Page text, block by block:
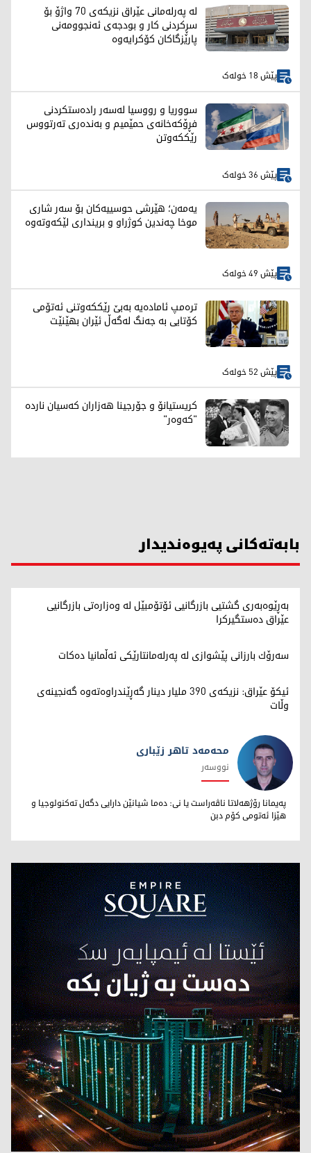
لە پەرلەمانی عێراق نزیکەی 70 واژۆ بۆ
سڕکردنی کار و بودجەی ئەنجوومەنی
پارێزگاکان کۆکرایەوە
پێش 18 خولەک
سووریا و رووسیا لەسەر رادەستکردنی
فڕۆکەخانەی حمێمیم و بەندەری تەرتووس
رێککەوتن
پێش 36 خولەک
یەمەن؛ هێرشی حوسییەکان بۆ سەر شاری
موخا چەندین کوژراو و برینداری لێکەوتەوە
پێش 49 خولەک
ترەمپ ئامادەیە بەبێ رێککەوتنی ئەتۆمی
کۆتایی بە جەنگ لەگەڵ ئێران بهێنێت
پێش 52 خولەک
کریستیانۆ و جۆرجینا هەزاران کەسیان ناردە
"کەوەر"
بابەتەکانی پەیوەندیدار
بەڕێوەبەری گشتیی بازرگانیی ئۆتۆمبێل لە وەزارەتی بازرگانیی
عێراق دەستگیرکرا
سەرۆك بارزانی پێشوازی لە پەرلەمانتارێكی ئەڵمانیا دەكات
ئیکۆ عێراق: نزیکەی 390 ملیار دینار گەڕێندراوەتەوە گەنجینەی
وڵات
محەمەد تاهر زێبارى
محەمەد تاهر زێبارى
نووسەر
پەیمانا رۆژهەلاتا ناڤەراست یا نى: دەما شیانێن دارایى دگەل تەکنولوجیا و
هێزا ئەتومى کۆم دبن